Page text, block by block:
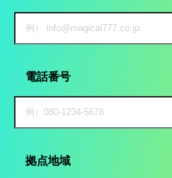
電話番号
拠点地域